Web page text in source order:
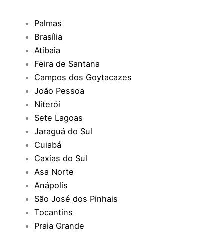
Palmas
Brasília
Atibaia
Feira de Santana
Campos dos Goytacazes
João Pessoa
Niterói
Sete Lagoas
Jaraguá do Sul
Cuiabá
Caxias do Sul
Asa Norte
Anápolis
São José dos Pinhais
Tocantins
Praia Grande